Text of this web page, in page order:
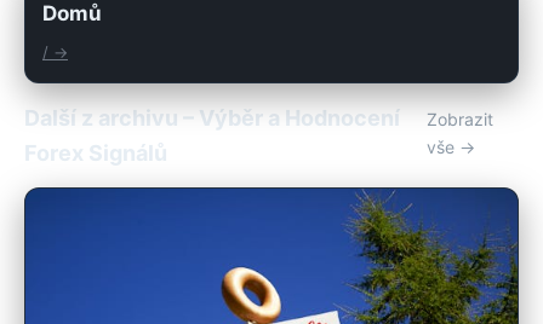
Domů
/ →
Další z archivu – Výběr a Hodnocení
Forex Signálů
Zobrazit
vše →